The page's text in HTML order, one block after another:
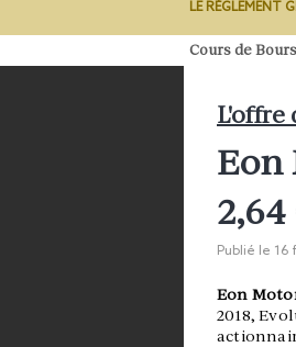
LE RÈGLEMENT
Cours de
L'offre
Eon
Publié le 16
Eon
2018,